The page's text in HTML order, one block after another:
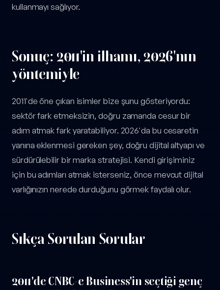
kullanmayı sağlıyor.
Sonuç: 2011'in ilhamı, 2026'nın
yöntemiyle
2011'de öne çıkan isimler bize şunu gösteriyordu:
sektör fark etmeksizin, doğru zamanda cesur bir
adım atmak fark yaratabiliyor. 2026'da bu cesaretin
yanına eklenmesi gereken şey, doğru dijital altyapı ve
sürdürülebilir bir marka stratejisi. Kendi girişiminiz
için bu adımları atmak isterseniz, önce mevcut dijital
varlığınızın nerede durduğunu görmek faydalı olur.
Sıkça Sorulan Sorular
2011'de CNBC-e Business'in seçtiği genç